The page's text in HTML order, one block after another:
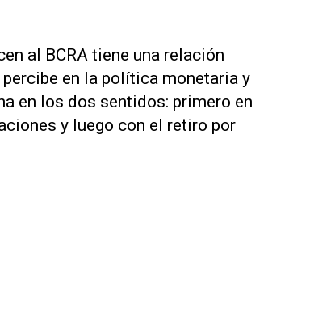
al BCRA tiene una relación
en la política monetaria y
en los dos sentidos: primero en
y luego con el retiro por